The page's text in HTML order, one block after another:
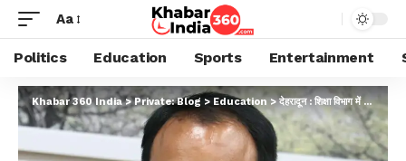
Aa
Politics Education Sports Entertainment
Khabar 360 India>Private: Blog > Education>देहरादून : शिक्षा विभाग में रिक्त पदों को शीघ्र भरा जाएगा : डॉ. धन सिंह रावत